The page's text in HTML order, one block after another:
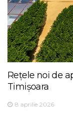
Rețele noi de
Timișoara
8 aprilie 2026